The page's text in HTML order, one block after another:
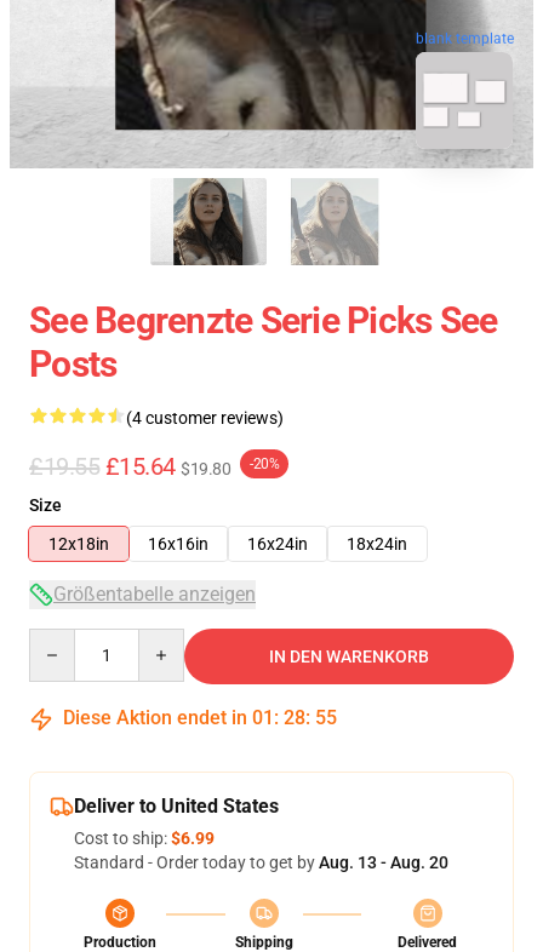
blank template
See Begrenzte Serie Picks See
Posts
(4 customer reviews)
£19.55 £15.64 $19.80 -20%
Size
12x18in
16x16in 16x24in 18x24in
Größentabelle anzeigen
IN DEN WARENKORB
Diese Aktion endet in 01 : 28: 54
Deliver to United States
Cost to ship:$6.99
Standard - Order today to get byAug. 13 - Aug. 20
Production
Shipping
Delivered